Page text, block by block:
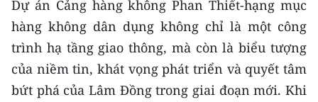
Dự án Cảng hàng không Phan Thiết-hạng mục
hàng không dân dụng không chỉ là một công
trình hạ tầng giao thông, mà còn là biểu tượng
của niềm tin, khát vọng phát triển và quyết tâm
bứt phá của Lâm Đồng trong giai đoạn mới. Khi